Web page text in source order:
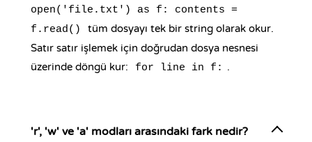
open('file.txt') as f: contents =
f.read()
tüm dosyayı tek bir string olarak okur.
Satır satır işlemek için doğrudan dosya nesnesi
üzerinde döngü kur:
for line in f: .
'r', 'w' ve 'a' modları arasındaki fark nedir?